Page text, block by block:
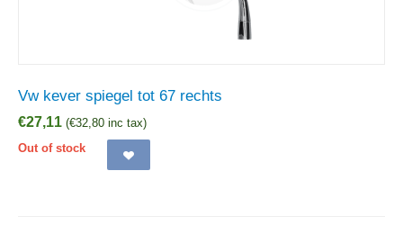
Vw kever spiegel tot 67 rechts
€27,11 (€32,80 inc tax)
Out of stock